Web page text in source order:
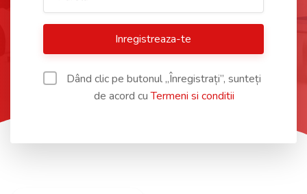
Inregistreaza-te
Dând clic pe butonul „Înregistrați”, sunteți
de acord cuTermeni si conditii